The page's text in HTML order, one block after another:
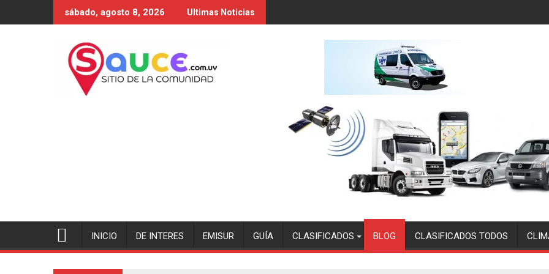
al
sábado, agosto 8, 2026 Ultimas Noticias
INICIO DE INTERES EMISUR GUÍA CLASIFICADOS BLOG CLASIFICADOS TODOS